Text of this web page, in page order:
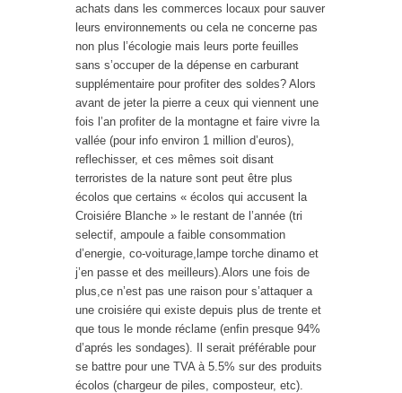
achats dans les commerces locaux pour sauver
leurs environnements ou cela ne concerne pas
non plus l’écologie mais leurs porte feuilles
sans s’occuper de la dépense en carburant
supplémentaire pour profiter des soldes? Alors
avant de jeter la pierre a ceux qui viennent une
fois l’an profiter de la montagne et faire vivre la
vallée (pour info environ 1 million d’euros),
reflechisser, et ces mêmes soit disant
terroristes de la nature sont peut être plus
écolos que certains « écolos qui accusent la
Croisiére Blanche » le restant de l’année (tri
selectif, ampoule a faible consommation
d’energie, co-voiturage,lampe torche dinamo et
j’en passe et des meilleurs).Alors une fois de
plus,ce n’est pas une raison pour s’attaquer a
une croisiére qui existe depuis plus de trente et
que tous le monde réclame (enfin presque 94%
d’aprés les sondages). Il serait préférable pour
se battre pour une TVA à 5.5% sur des produits
écolos (chargeur de piles, composteur, etc).